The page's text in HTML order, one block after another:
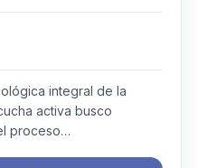
integral de la
activa busco
proceso…